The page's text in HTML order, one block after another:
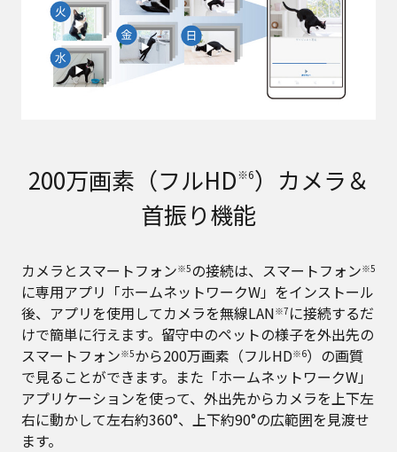
200万画素（フルHD※6）カメラ＆
首振り機能
カメラとスマートフォン※5の接続は、スマートフォン※5
に専用アプリ「ホームネットワークW」をインストール
後、アプリを使用してカメラを無線LAN※7 に接続するだ
けで簡単に行えます。留守中のペットの様子を外出先の
スマートフォン※5から200万画素（フルHD※6）の画質
で見ることができます。また「ホームネットワークW」
アプリケーションを使って、外出先からカメラを上下左
右に動かして左右約360°、上下約90°の広範囲を見渡せ
ます。